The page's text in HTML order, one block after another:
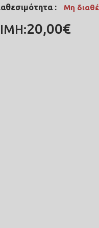
: Μη
20,00€